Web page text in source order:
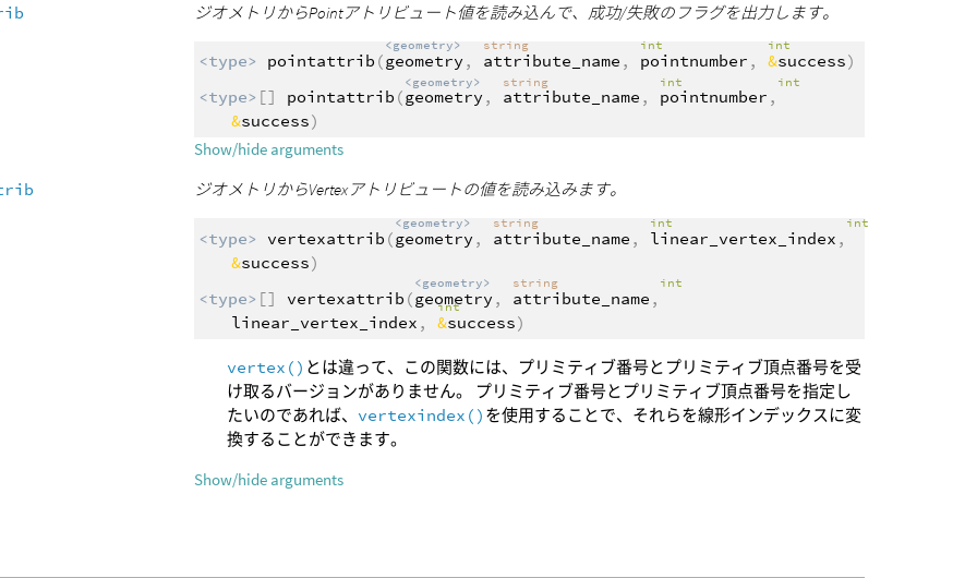
ジオメトリからPointアトリビュート値を読み込んで、成功/失敗のフラグを出力します。
<type> pointattrib (
<geometry>
geometry ,
string
attribute_name ,
int
pointnumber ,
int
&success)
<type> [] pointattrib (
<geometry>
geometry ,
string
attribute_name ,
int
pointnumber ,
int
&success)
Show/hide arguments
ジオメトリからVertexアトリビュートの値を読み込みます。
<type> vertexattrib (
<geometry>
geometry ,
string
attribute_name ,
int
linear_vertex_index ,
int
&success)
<type> [] vertexattrib (
<geometry>
geometry ,
string
attribute_name ,
int
linear_vertex_index ,
int
&success)
vertex() とは違って、この関数には、プリミティブ番号とプリミティブ頂点番号を受
け取るバージョンがありません。 プリミティブ番号とプリミティブ頂点番号を指定し
たいのであれば、 vertexindex() を使用することで、それらを線形インデックスに変
換することができます。
Show/hide arguments